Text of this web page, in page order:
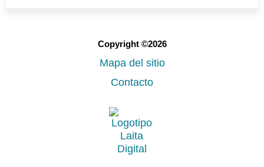
Copyright ©2026
Mapa del sitio
Contacto